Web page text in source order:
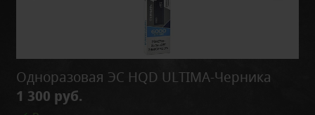
Одноразовая ЭС HQD ULTIMA-Черника
1 300 руб.